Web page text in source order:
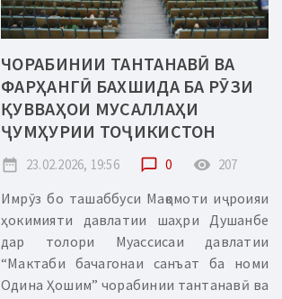
ЧОРАБИНИИ ТАНТАНАВӢ ВА
ФАРҲАНГӢ БАХШИДА БА РӮЗИ
ҚУВВАҲОИ МУСАЛЛАҲИ
ҶУМҲУРИИ ТОҶИКИСТОН
date_range 23.02.2026, 19:56 chat_bubble_outline 0 remove_red_eye 207
Имрӯз бо ташаббуси Мақомоти иҷроияи
ҳокимияти давлатии шаҳри Душанбе
дар толори Муассисаи давлатии
“Мактаби бачагонаи санъат ба номи
Одина Ҳошим” чорабинии тантанавӣ ва